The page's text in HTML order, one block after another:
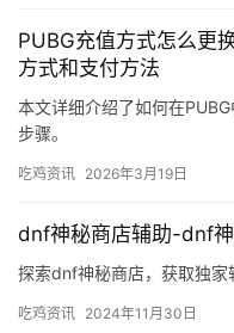
PUBG充值方式怎么更
方式和支付方法
本文详细介绍了如何在
步骤。
吃鸡资讯 2026年3月19日
dnf神秘商店辅助-dnf
探索dnf神秘商店，获取独家
吃鸡资讯 2024年11月30日